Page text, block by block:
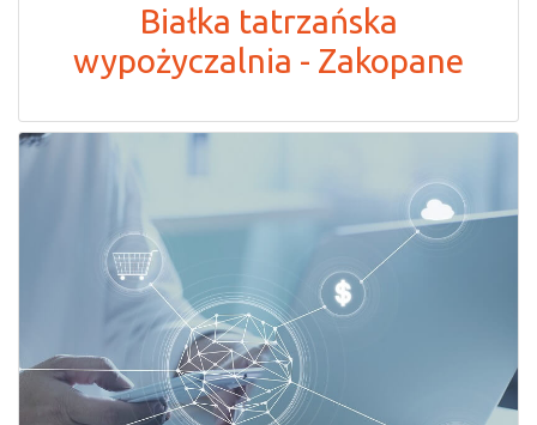
Białka tatrzańska
wypożyczalnia - Zakopane